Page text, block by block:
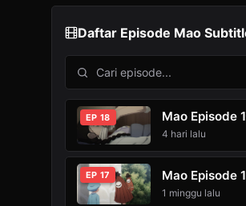
Daftar Episode Mao
EP 18 Mao Episode
4 hari lalu
EP 17 Mao Episode
1 minggu lalu